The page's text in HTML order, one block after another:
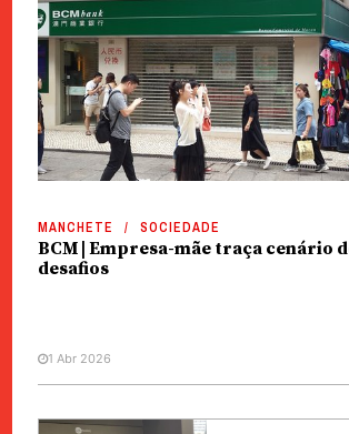
MANCHETE SOCIEDADE
BCM | Empresa-mãe traça cenário
desafios
1 Abr 2026